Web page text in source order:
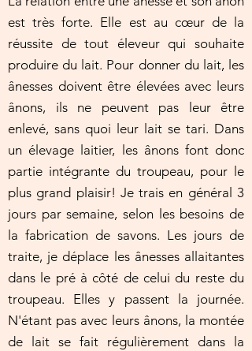
est très forte. Elle est au cœur de la
réussite de tout éleveur qui souhaite
produire du lait. Pour donner du lait, les
ânesses doivent être élevées avec leurs
ânons, ils ne peuvent pas leur être
enlevé, sans quoi leur lait se tari. Dans
un élevage laitier, les ânons font donc
partie intégrante du troupeau, pour le
plus grand plaisir! Je trais en général 3
jours par semaine, selon les besoins de
la fabrication de savons. Les jours de
traite, je déplace les ânesses allaitantes
dans le pré à côté de celui du reste du
troupeau. Elles y passent la journée.
N'étant pas avec leurs ânons, la montée
de lait se fait régulièrement dans la